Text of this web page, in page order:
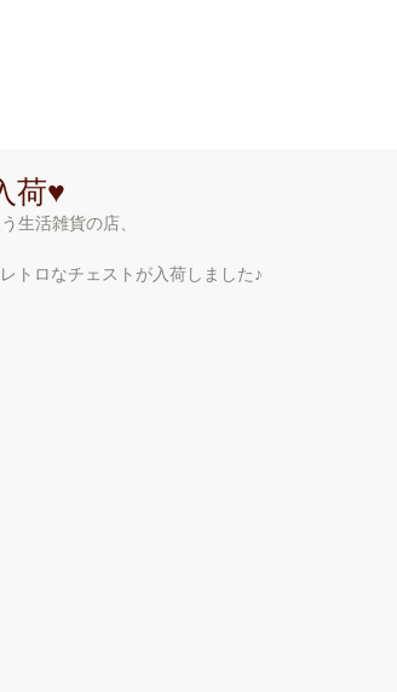
荷♥
生活雑貨の店、
トロなチェストが入荷しました♪